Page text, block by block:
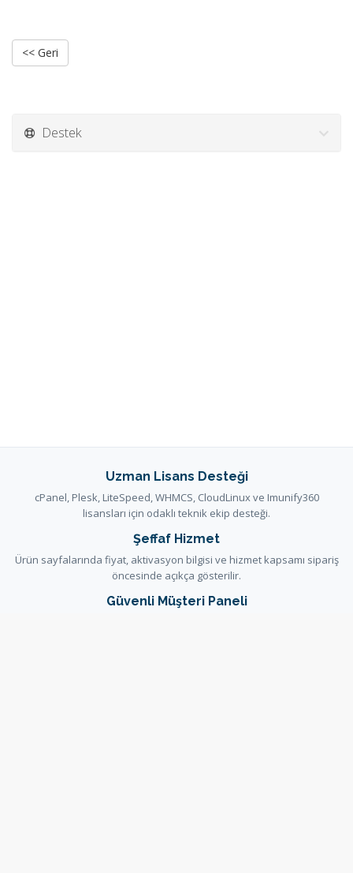
<< Geri
Destek
Uzman Lisans Desteği
cPanel, Plesk, LiteSpeed, WHMCS, CloudLinux ve Imunify360
lisansları için odaklı teknik ekip desteği.
Şeffaf Hizmet
Ürün sayfalarında fiyat, aktivasyon bilgisi ve hizmet kapsamı sipariş
öncesinde açıkça gösterilir.
Güvenli Müşteri Paneli